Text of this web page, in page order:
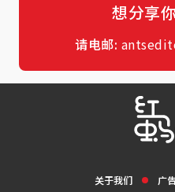
想分享
请电邮:
关于我们 广